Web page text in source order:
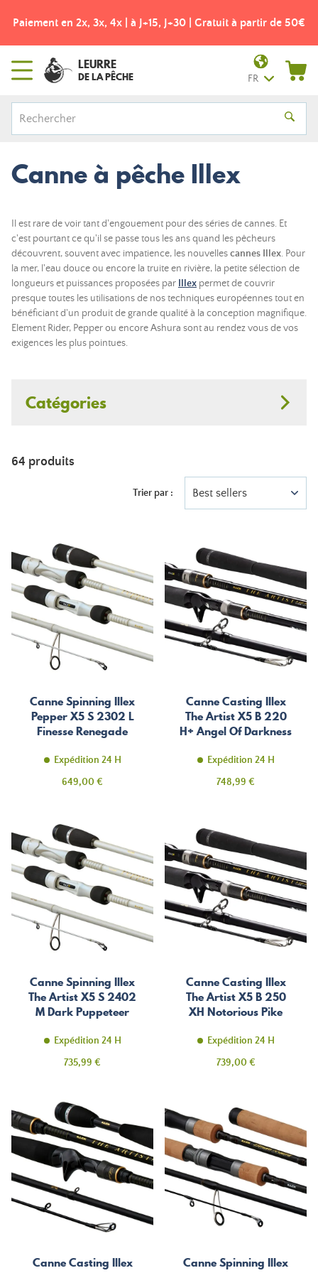
Paiement en 2x, 3x, 4x | à J+15, J+30 | Gratuit à partir de 50€
LEURRE
DE LA PÊCHE FR
Canne à pêche Illex
Il est rare de voir tant d'engouement pour des séries de cannes. Et
c'est pourtant ce qu'il se passe tous les ans quand les pêcheurs
découvrent, souvent avec impatience, les nouvellescannes Illex. Pour
la mer, l'eau douce ou encore la truite en rivière, la petite sélection de
longueurs et puissances proposées par
Illex permet de couvrir
presque toutes les utilisations de nos techniques européennes tout en
bénéficiant d'un produit de grande qualité à la conception magnifique.
Element Rider, Pepper ou encore Ashura sont au rendez vous de vos
exigences les plus pointues.
Catégories
64 produits
Trier par : Best sellers
Canne Spinning Illex
Pepper X5 S 2302 L
Finesse Renegade
Expédition 24 H
Prix
649,00 €
Canne Casting Illex
The Artist X5 B 220
H+ Angel Of Darkness
Expédition 24 H
Prix
748,99 €
Canne Spinning Illex
The Artist X5 S 2402
M Dark Puppeteer
Expédition 24 H
Prix
735,99 €
Canne Casting Illex
The Artist X5 B 250
XH Notorious Pike
Expédition 24 H
Prix
739,00 €
Canne Casting Illex
Canne Spinning Illex